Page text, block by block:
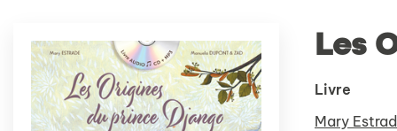
Les
Livre
Mary